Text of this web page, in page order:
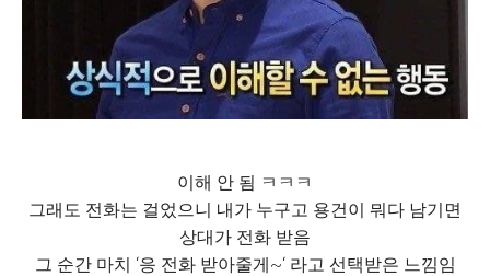
이해 안 됨 ㅋㅋㅋ
그래도 전화는 걸었으니 내가 누구고 용건이 뭐다 남기면
상대가 전화 받음
그 순간 마치 ‘응 전화 받아줄게~‘ 라고 선택받은 느낌임